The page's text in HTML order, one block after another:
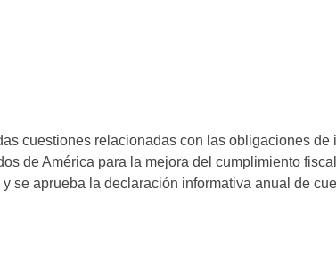
cuestiones relacionadas con las obligaciones
de América para la mejora del cumplimiento
se aprueba la declaración informativa anual de